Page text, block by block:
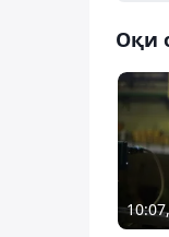
Оқи